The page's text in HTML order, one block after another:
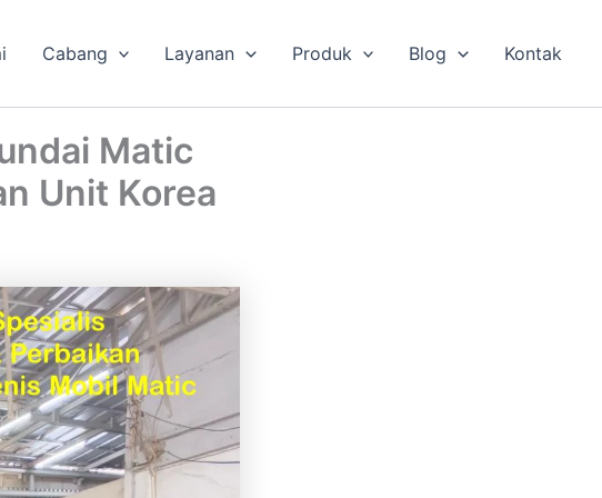
Cabang Layanan Produk Blog Kontak
Matic
Unit Korea